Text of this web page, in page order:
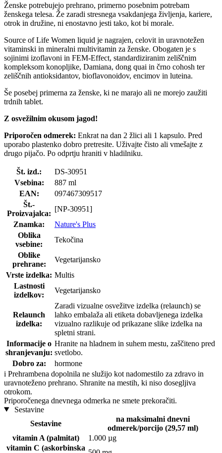
Ženske potrebujejo prehrano, primerno posebnim potrebam
ženskega telesa. Že zaradi stresnega vsakdanjega življenja, kariere,
otrok in družine, ni enostavno jesti tako, kot bi morale.
Source of Life Women liquid je nagrajen, celovit in uravnotežen
vitaminski in mineralni multivitamin za ženske. Obogaten je s
sojinimi izoflavoni in FEM-Effect, standardiziranim zeliščnim
kompleksom konopljike, Damiana, dong quai in črno cohosh ter
zeliščnih antioksidantov, bioflavonoidov, encimov in luteina.
Še posebej primerna za ženske, ki ne marajo ali ne morejo zaužiti
trdnih tablet.
Z osvežilnim okusom jagod!
Priporočen odmerek: Enkrat na dan 2 žlici ali 1 kapsulo. Pred
uporabo plastenko dobro pretresite. Uživajte čisto ali vmešajte z
drugo pijačo. Po odprtju hraniti v hladilniku.
Št. izd.:
DS-30951
Vsebina:
887 ml
EAN:
097467309517
Št.-
Proizvajalca:
[NP-30951]
Znamka:
Nature's Plus
Oblika
vsebine:
Tekočina
Oblike
prehrane:
Vegetarijansko
Vrste izdelka: Multis
Lastnosti
izdelkov:
Vegetarijansko
Relaunch
izdelka:
Zaradi vizualne osvežitve izdelka (relaunch) se
lahko embalaža ali etiketa dobavljenega izdelka
vizualno razlikuje od prikazane slike izdelka na
spletni strani.
Informacije o
shranjevanju:
Hranite na hladnem in suhem mestu, zaščiteno pred
svetlobo.
Dobro za:
hormone
i Prehrambena dopolnila ne služijo kot nadomestilo za zdravo in
uravnoteženo prehrano. Shranite na mestih, ki niso dosegljiva
otrokom.
Priporočenega dnevnega odmerka ne smete prekoračiti.
Sestavine
Sestavine
na maksimalni dnevni
odmerek/porcijo (29,57 ml)
vitamin A (palmitat)
1.000 µg
vitamin C (askorbinska